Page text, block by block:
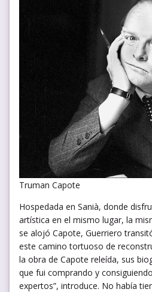
Truman Capote
Hospedada en Sanià, donde
artística en el mismo lugar, la
se alojó Capote, Guerriero
este camino tortuoso de
la obra de Capote releída, sus
que fui comprando y
expertos”, introduce. No había